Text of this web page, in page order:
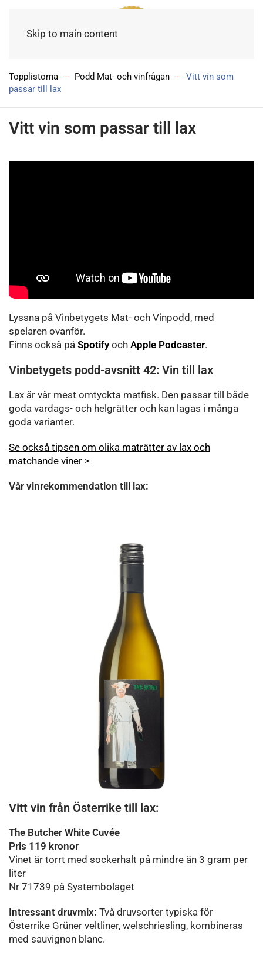
Skip to main content
Meny
Topplistorna Podd Mat- och vinfrågan
Vitt vin som
passar till lax
Vitt vin som passar till lax
Lyssna på Vinbetygets Mat- och Vinpodd, med
spelaren ovanför.
Finns också på Spotifyoch Apple Podcaster.
Vinbetygets podd-avsnitt 42: Vin till lax
Lax är vår mest omtyckta matfisk. Den passar till både
goda vardags- och helgrätter och kan lagas i många
goda varianter.
Se också tipsen om olika maträtter av lax och
matchande viner >
Vår vinrekommendation till lax:
Vitt vin från Österrike till lax:
The Butcher White Cuvée
Pris 119 kronor
Vinet är torrt med sockerhalt på mindre än 3 gram per
liter
Nr 71739 på Systembolaget
Intressant druvmix: Två druvsorter typiska för
Österrike Grüner veltliner, welschriesling, kombineras
med sauvignon blanc.